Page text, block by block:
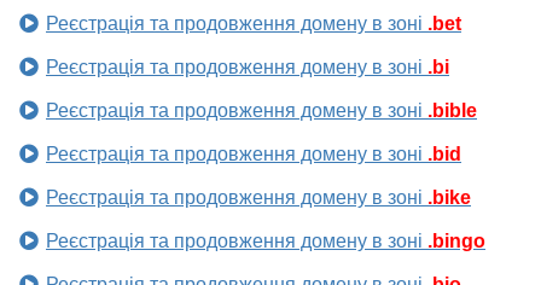
Реєстрація та продовження домену в зоні .bet
Реєстрація та продовження домену в зоні .bi
Реєстрація та продовження домену в зоні .bible
Реєстрація та продовження домену в зоні .bid
Реєстрація та продовження домену в зоні .bike
Реєстрація та продовження домену в зоні .bingo